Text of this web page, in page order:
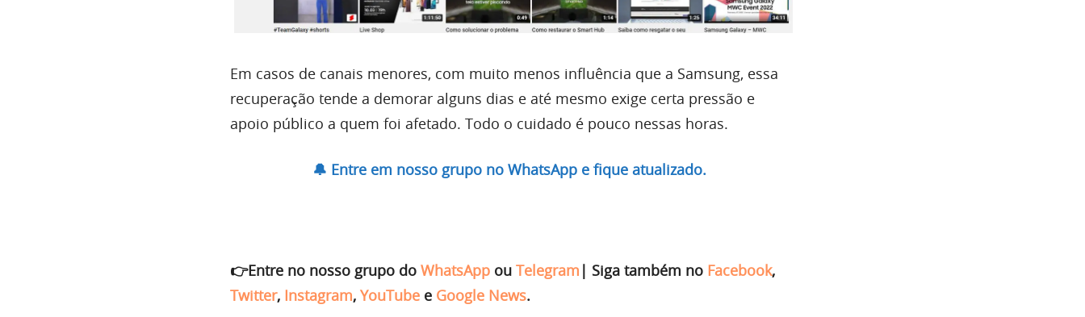
Em casos de canais menores, com muito menos influência que a Samsung, essa
recuperação tende a demorar alguns dias e até mesmo exige certa pressão e
apoio público a quem foi afetado. Todo o cuidado é pouco nessas horas.
🔔 Entre em nosso grupo no WhatsApp e fique atualizado.
👉Entre no nosso grupo do WhatsApp ou Telegram | Siga também no Facebook,
Twitter, Instagram, YouTube e Google News.